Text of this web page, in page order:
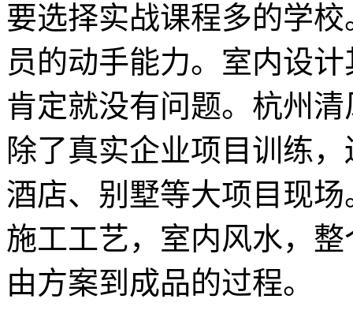
要选择实战课程多的学
员的动手能力。室内设
肯定就没有问题。杭州
除了真实企业项目训练
酒店、别墅等大项目现
施工工艺，室内风水，
由方案到成品的过程。